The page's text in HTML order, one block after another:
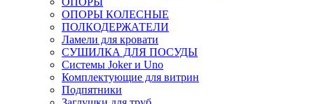
ОПОРЫ КОЛЕСНЫЕ
ПОЛКОДЕРЖАТЕЛИ
Ламели для кровати
СУШИЛКА ДЛЯ ПОСУДЫ
Системы Joker и Uno
Комплектующие для витрин
Подпятники